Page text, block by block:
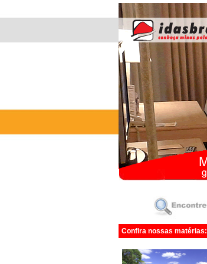
Confira nossas matérias: